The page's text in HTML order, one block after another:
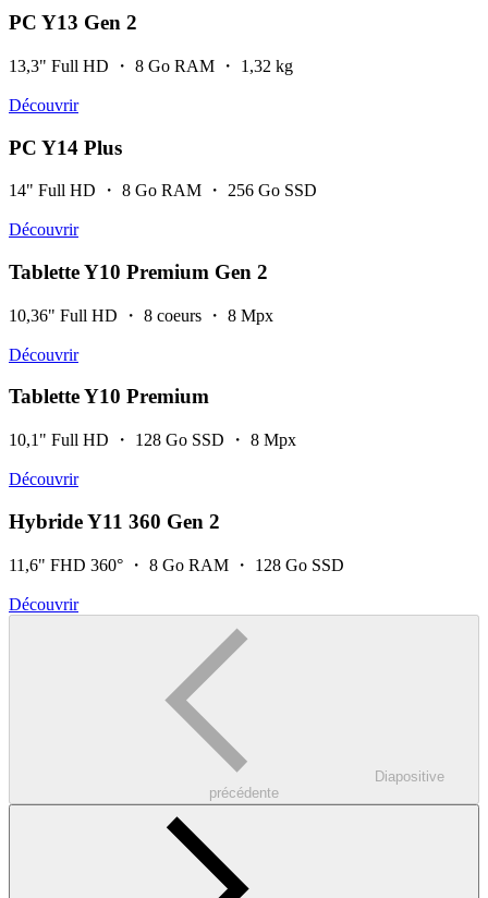
PC Y13 Gen 2
13,3" Full HD ・ 8 Go RAM ・ 1,32 kg
Découvrir
PC Y14 Plus
14" Full HD ・ 8 Go RAM ・ 256 Go SSD
Découvrir
Tablette Y10 Premium Gen 2
10,36" Full HD ・ 8 coeurs ・ 8 Mpx
Découvrir
Tablette Y10 Premium
10,1" Full HD ・ 128 Go SSD ・ 8 Mpx
Découvrir
Hybride Y11 360 Gen 2
11,6" FHD 360° ・ 8 Go RAM ・ 128 Go SSD
Découvrir
Diapositive
précédente